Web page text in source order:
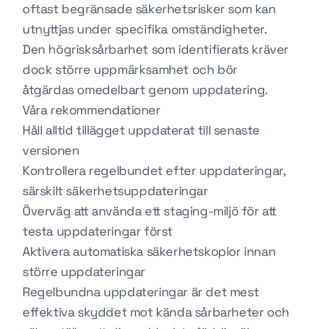
oftast begränsade säkerhetsrisker som kan
utnyttjas under specifika omständigheter.
Den högrisksårbarhet som identifierats kräver
dock större uppmärksamhet och bör
åtgärdas omedelbart genom uppdatering.
Våra rekommendationer
Håll alltid tillägget uppdaterat till senaste
versionen
Kontrollera regelbundet efter uppdateringar,
särskilt säkerhetsuppdateringar
Överväg att använda ett staging-miljö för att
testa uppdateringar först
Aktivera automatiska säkerhetskopior innan
större uppdateringar
Regelbundna uppdateringar är det mest
effektiva skyddet mot kända sårbarheter och